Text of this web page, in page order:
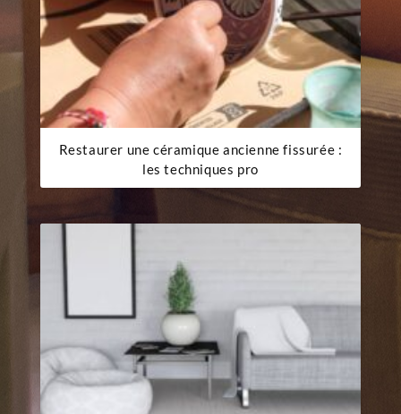
Restaurer une céramique ancienne fissurée :
les techniques pro